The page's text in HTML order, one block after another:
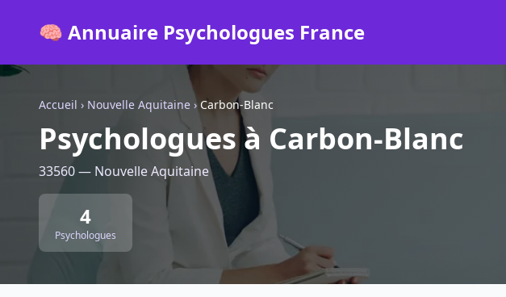
🧠 Annuaire Psychologues France
Accueil › Nouvelle Aquitaine ›Carbon-Blanc
Psychologues à Carbon-Blanc
33560 — Nouvelle Aquitaine
4
Psychologues